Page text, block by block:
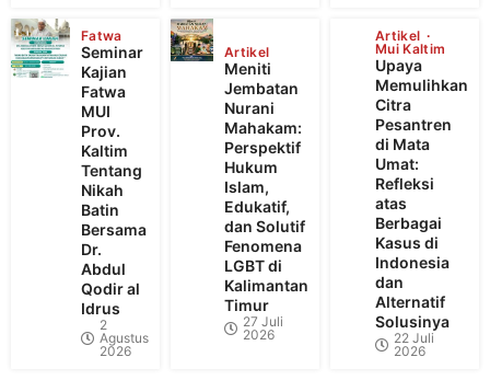
Fatwa
Seminar
Kajian
Fatwa
MUI
Prov.
Kaltim
Tentang
Nikah
Batin
Bersama
Dr.
Abdul
Qodir al
Idrus
2
Agustus
2026
Artikel
Meniti
Jembatan
Nurani
Mahakam:
Perspektif
Hukum
Islam,
Edukatif,
dan Solutif
Fenomena
LGBT di
Kalimantan
Timur
27 Juli
2026
Artikel
Mui Kaltim
Upaya
Memulihkan
Citra
Pesantren
di Mata
Umat:
Refleksi
atas
Berbagai
Kasus di
Indonesia
dan
Alternatif
Solusinya
22 Juli
2026